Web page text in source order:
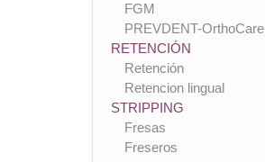
FGM
PREVDENT-OrthoCare
RETENCIÓN
Retención
Retencion lingual
STRIPPING
Fresas
Freseros